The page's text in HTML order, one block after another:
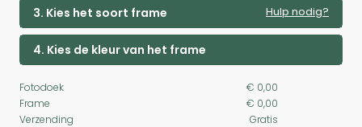
3. Kies het soort frame Hulp nodig?
4. Kies de kleur van het frame
Fotodoek
€ 0,00
Frame
€ 0,00
Verzending
Gratis